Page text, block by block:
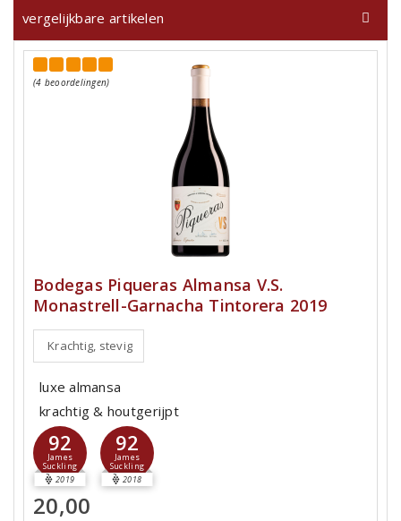
vergelijkbare artikelen
(4 beoordelingen)
Bodegas Piqueras Almansa V.S.
Monastrell-Garnacha Tintorera 2019
Krachtig, stevig
luxe almansa
krachtig & houtgerijpt
92
James
Suckling
2019
92
James
Suckling
2018
20,00